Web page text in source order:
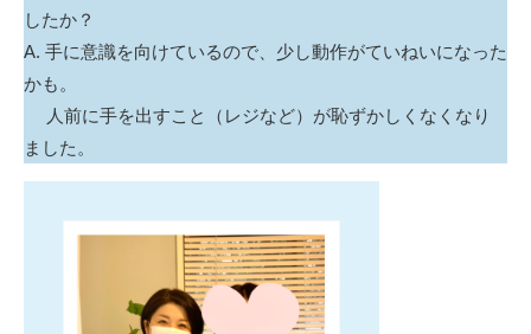
したか？
A. 手に意識を向けているので、少し動作がていねいになった
かも。
人前に手を出すこと（レジなど）が恥ずかしくなくなり
ました。